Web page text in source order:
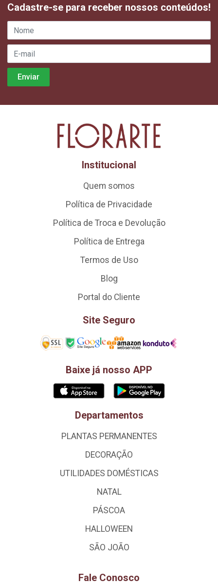
Cadastre-se para receber nossos conteúdos!
Institucional
Quem somos
Política de Privacidade
Política de Troca e Devolução
Política de Entrega
Termos de Uso
Blog
Portal do Cliente
Site Seguro
Baixe já nosso APP
Departamentos
PLANTAS PERMANENTES
DECORAÇÃO
UTILIDADES DOMÉSTICAS
NATAL
PÁSCOA
HALLOWEEN
SÃO JOÃO
Fale Conosco